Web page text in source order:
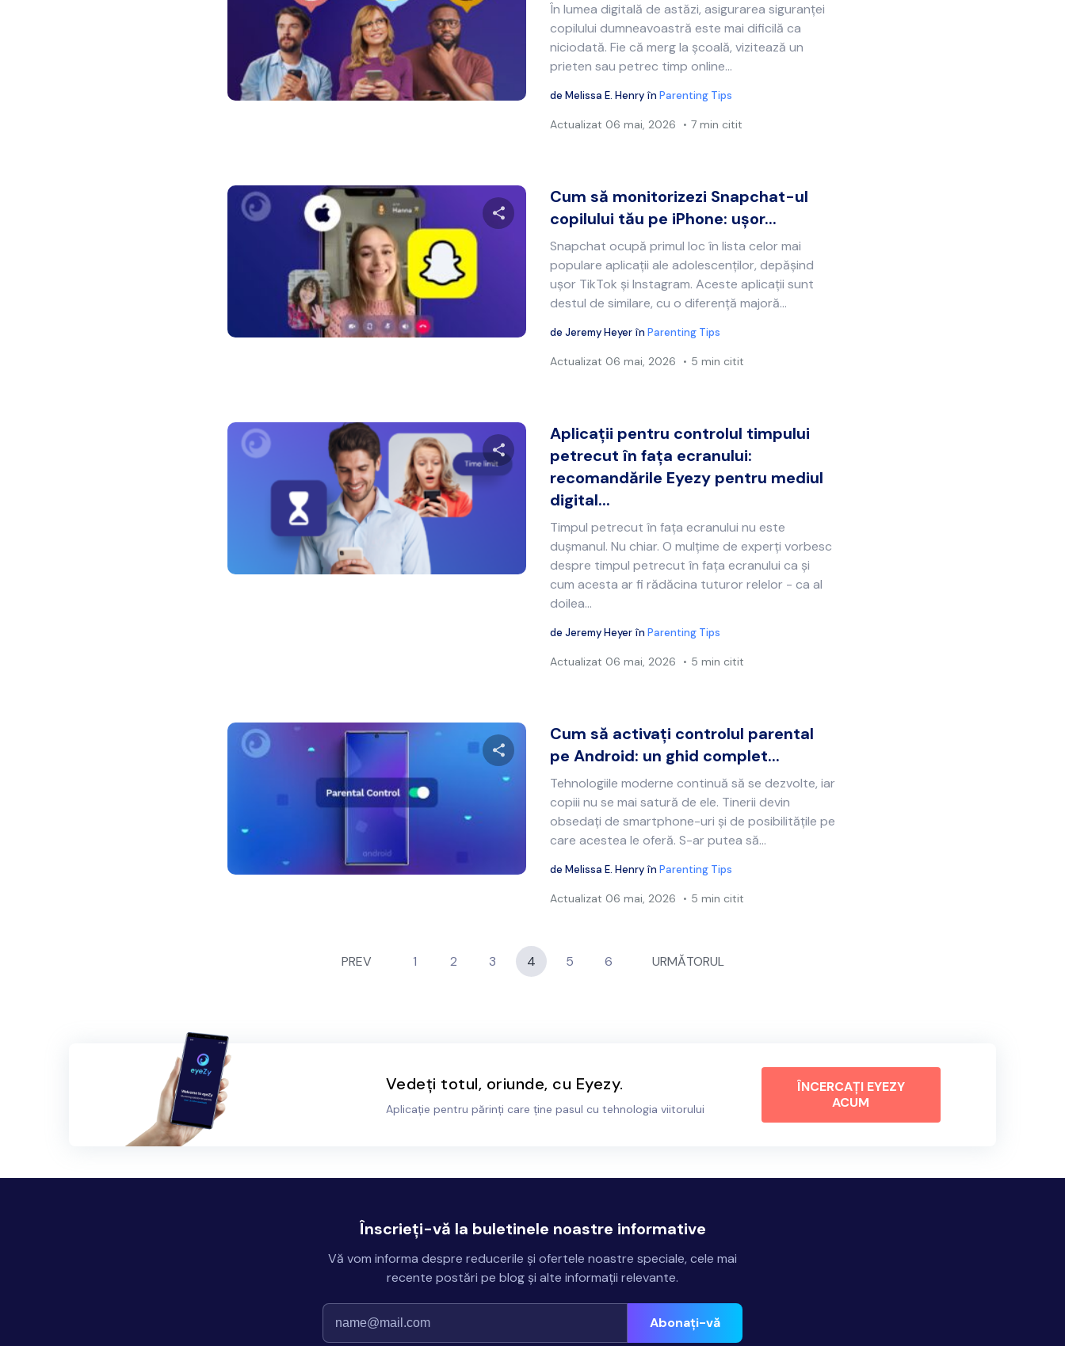
Distribuie acest articol
În lumea digitală de astăzi, asigurarea siguranței
copilului dumneavoastră este mai dificilă ca
niciodată. Fie că merg la școală, vizitează un
prieten sau petrec timp online...
deMelissa E. Henry înParenting Tips
Actualizat 06 mai, 2026 7 min citit
Distribuie acest articol
Cum să monitorizezi Snapchat-ul
copilului tău pe iPhone: ușor...
Snapchat ocupă primul loc în lista celor mai
populare aplicații ale adolescenților, depășind
ușor TikTok și Instagram. Aceste aplicații sunt
destul de similare, cu o diferență majoră...
deJeremy Heyer înParenting Tips
Actualizat 06 mai, 2026 5 min citit
Distribuie acest articol
Facebook
Aplicații pentru controlul timpului
petrecut în fața ecranului:
recomandările Eyezy pentru mediul
digital...
Timpul petrecut în fața ecranului nu este
dușmanul. Nu chiar. O mulțime de experți vorbesc
despre timpul petrecut în fața ecranului ca și
cum acesta ar fi rădăcina tuturor relelor - ca al
doilea...
deJeremy Heyer înParenting Tips
Actualizat 06 mai, 2026 5 min citit
Distribuie acest articol
Cum să activați controlul parental
pe Android: un ghid complet...
Tehnologiile moderne continuă să se dezvolte, iar
copiii nu se mai satură de ele. Tinerii devin
obsedați de smartphone-uri și de posibilitățile pe
care acestea le oferă. S-ar putea să...
deMelissa E. Henry înParenting Tips
Actualizat 06 mai, 2026 5 min citit
PREV 1 2 3 4 5 6 URMĂTORUL
Vedeți totul, oriunde, cu Eyezy.
Aplicație pentru părinți care ține pasul cu tehnologia viitorului
ÎNCERCAȚI EYEZY
ACUM
Înscrieți-vă la buletinele noastre informative
Vă vom informa despre reducerile și ofertele noastre speciale, cele mai
recente postări pe blog și alte informații relevante.
Abonați-vă